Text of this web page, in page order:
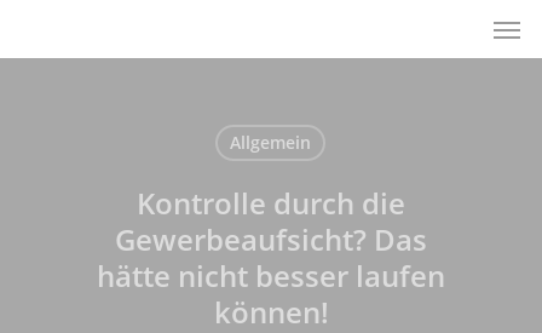
Allgemein
Kontrolle durch die
Gewerbeaufsicht? Das
hätte nicht besser laufen
können!